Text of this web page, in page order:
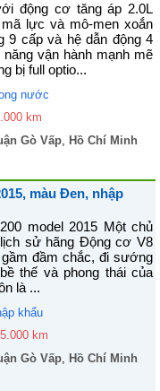
động cơ tăng áp 2.0L
lực và mô-men xoắn
9 cấp và hệ dẫn động 4
vận hành mạnh mẽ
bị full optio...
nước
km
Gò Vấp, Hồ Chí Minh
màu Đen, nhập
model 2015 Một chủ
sử hãng Động cơ V8
đầm chắc, đi sướng
thế và phong thái của
là ...
khẩu
km
Gò Vấp, Hồ Chí Minh